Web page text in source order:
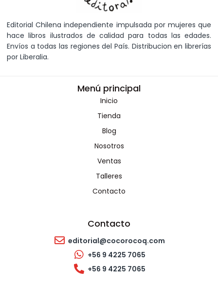
Editorial Chilena independiente impulsada por mujeres que
hace libros ilustrados de calidad para todas las edades.
Envíos a todas las regiones del País. Distribucion en librerías
por Liberalia.
Menú principal
Inicio
Tienda
Blog
Nosotros
Ventas
Talleres
Contacto
Contacto
editorial@cocorocoq.com
+56 9 4225 7065
+56 9 4225 7065